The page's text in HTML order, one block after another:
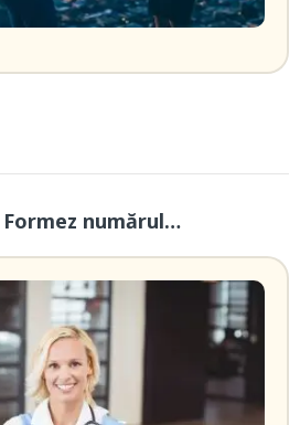
numărul…